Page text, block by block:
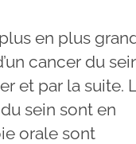
en plus
cancer du
et par la suite.
sein sont en
orale sont